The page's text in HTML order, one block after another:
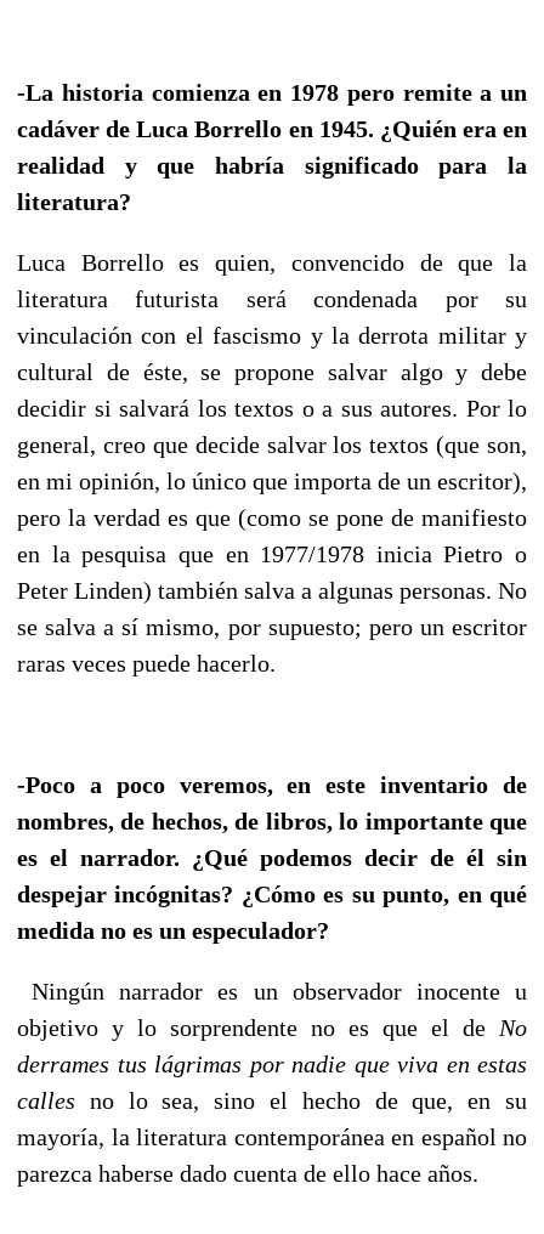
-La historia comienza en 1978 pero remite a un
cadáver de Luca Borrello en 1945. ¿Quién era en
realidad y que habría significado para la
literatura?
Luca Borrello es quien, convencido de que la
literatura futurista será condenada por su
vinculación con el fascismo y la derrota militar y
cultural de éste, se propone salvar algo y debe
decidir si salvará los textos o a sus autores. Por lo
general, creo que decide salvar los textos (que son,
en mi opinión, lo único que importa de un escritor),
pero la verdad es que (como se pone de manifiesto
en la pesquisa que en 1977/1978 inicia Pietro o
Peter Linden) también salva a algunas personas. No
se salva a sí mismo, por supuesto; pero un escritor
raras veces puede hacerlo.
-Poco a poco veremos, en este inventario de
nombres, de hechos, de libros, lo importante que
es el narrador. ¿Qué podemos decir de él sin
despejar incógnitas? ¿Cómo es su punto, en qué
medida no es un especulador?
Ningún narrador es un observador inocente u
objetivo y lo sorprendente no es que el de No
derrames tus lágrimas por nadie que viva en estas
calles no lo sea, sino el hecho de que, en su
mayoría, la literatura contemporánea en español no
parezca haberse dado cuenta de ello hace años.